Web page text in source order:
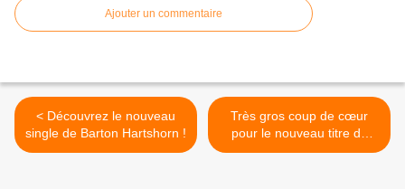
Ajouter un commentaire
< Découvrez le nouveau
single de Barton Hartshorn !
Très gros coup de cœur
pour le nouveau titre de
Stanza ! >